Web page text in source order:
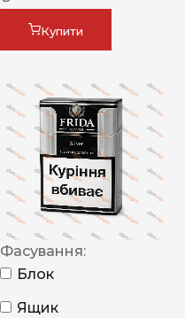
Купити
Фасування:
Блок
Ящик